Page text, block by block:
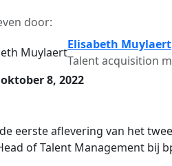
door:
Elisabeth Muylaert
Talent acquisition
oktober 8, 2022
eerste aflevering van het
of Talent Management bij